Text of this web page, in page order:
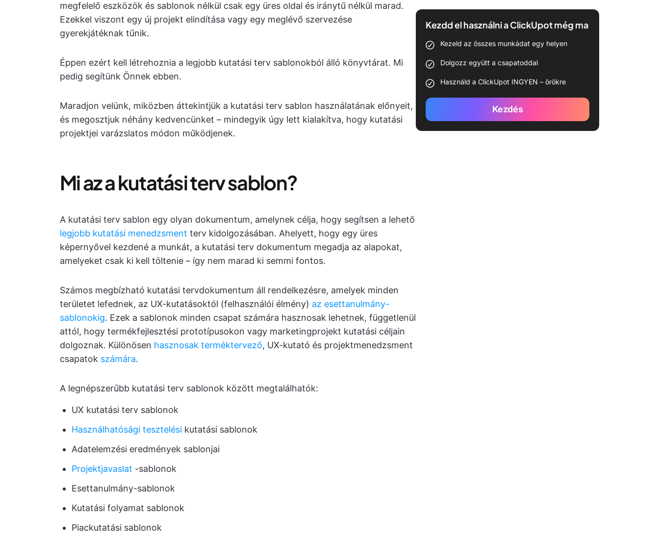
megfelelő eszközök és sablonok nélkül csak egy üres oldal és iránytű nélkül marad.
Ezekkel viszont egy új projekt elindítása vagy egy meglévő szervezése
gyerekjátéknak tűnik.
Éppen ezért kell létrehoznia a legjobb kutatási terv sablonokból álló könyvtárat. Mi
pedig segítünk Önnek ebben.
Maradjon velünk, miközben áttekintjük a kutatási terv sablon használatának előnyeit,
és megosztjuk néhány kedvencünket – mindegyik úgy lett kialakítva, hogy kutatási
projektjei varázslatos módon működjenek.
Mi az a kutatási terv sablon?
A kutatási terv sablon egy olyan dokumentum, amelynek célja, hogy segítsen a lehető
legjobb kutatási menedzsment terv kidolgozásában. Ahelyett, hogy egy üres
képernyővel kezdené a munkát, a kutatási terv dokumentum megadja az alapokat,
amelyeket csak ki kell töltenie – így nem marad ki semmi fontos.
Számos megbízható kutatási tervdokumentum áll rendelkezésre, amelyek minden
területet lefednek, az UX-kutatásoktól (felhasználói élmény) az esettanulmány-
sablonokig. Ezek a sablonok minden csapat számára hasznosak lehetnek, függetlenül
attól, hogy termékfejlesztési prototípusokon vagy marketingprojekt kutatási céljain
dolgoznak. Különösen hasznosak terméktervező, UX-kutató és projektmenedzsment
csapatok számára.
A legnépszerűbb kutatási terv sablonok között megtalálhatók:
UX kutatási terv sablonok
Használhatósági tesztelési kutatási sablonok
Adatelemzési eredmények sablonjai
Projektjavaslat -sablonok
Esettanulmány-sablonok
Kutatási folyamat sablonok
Piackutatási sablonok
Kezdd el használni a ClickUpot még ma
Kezeld az összes munkádat egy helyen
Dolgozz együtt a csapatoddal
Használd a ClickUpot INGYEN – örökre
Kezdés